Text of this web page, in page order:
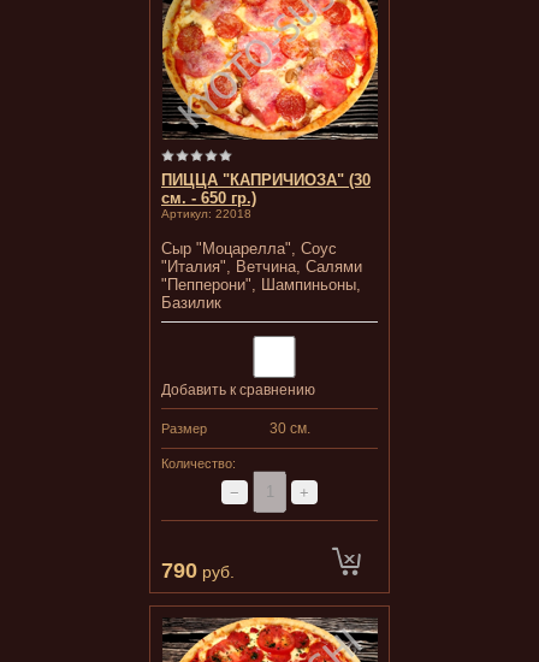
ПИЦЦА "КАПРИЧИОЗА" (30
см. - 650 гр.)
Артикул: 22018
Сыр "Моцарелла", Соус
"Италия", Ветчина, Салями
"Пепперони", Шампиньоны,
Базилик
Добавить к сравнению
Размер 30 см.
Количество:
− +
790 руб.